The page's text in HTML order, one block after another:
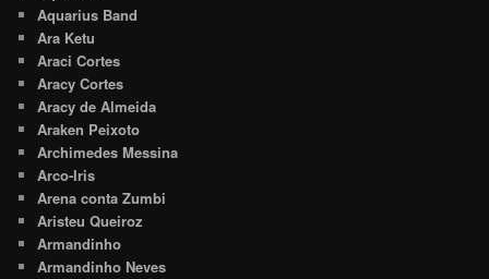
Aquarius Band
Ara Ketu
Araci Cortes
Aracy Cortes
Aracy de Almeida
Araken Peixoto
Archimedes Messina
Arco-Iris
Arena conta Zumbi
Aristeu Queiroz
Armandinho
Armandinho Neves